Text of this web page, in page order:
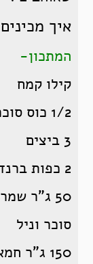
איך
המתכון-
קילו קמח
1/2 כוס סוכר
3 ביצים
2 כפות ברנדי
50 ג”ר שמרים טרים/ 2 כפות יבשים
סוכר וניל
150 ג”ר חמאה / (לפרווה חצי כוס שמן )